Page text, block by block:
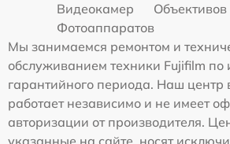
Видеокамер
Объективов
Фотоаппаратов
Мы занимаемся ремонтом и
обслуживанием техники Fujifilm по
гарантийного периода. Наш центр
работает независимо и не имеет
авторизации от производителя.